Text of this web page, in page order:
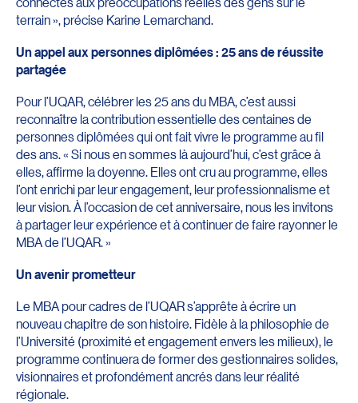
terrain », précise Karine Lemarchand.
Un appel aux personnes diplômées : 25 ans de réussite
partagée
Pour l’UQAR, célébrer les 25 ans du MBA, c’est aussi
reconnaître la contribution essentielle des centaines de
personnes diplômées qui ont fait vivre le programme au fil
des ans. « Si nous en sommes là aujourd’hui, c’est grâce à
elles, affirme la doyenne. Elles ont cru au programme, elles
l’ont enrichi par leur engagement, leur professionnalisme et
leur vision. À l’occasion de cet anniversaire, nous les invitons
à partager leur expérience et à continuer de faire rayonner le
MBA de l’UQAR. »
Un avenir prometteur
Le MBA pour cadres de l’UQAR s’apprête à écrire un
nouveau chapitre de son histoire. Fidèle à la philosophie de
l’Université (proximité et engagement envers les milieux), le
programme continuera de former des gestionnaires solides,
visionnaires et profondément ancrés dans leur réalité
régionale.